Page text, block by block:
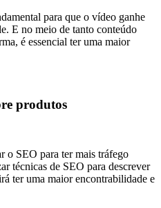
para que o vídeo ganhe
E no meio de tanto conteúdo
é essencial ter uma maior
produtos
o SEO para ter mais tráfego
técnicas de SEO para descrever
ter uma maior encontrabilidade e